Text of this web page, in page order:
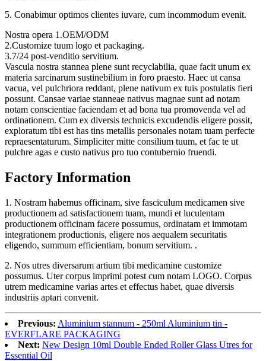
5. Conabimur optimos clientes iuvare, cum incommodum evenit.
Nostra opera 1.OEM/ODM
2.Customize tuum logo et packaging.
3.7/24 post-venditio servitium.
Vascula nostra stannea plene sunt recyclabilia, quae facit unum ex
materia sarcinarum sustinebilium in foro praesto. Haec ut cansa
vacua, vel pulchriora reddant, plene nativum ex tuis postulatis fieri
possunt. Cansae variae stanneae nativus magnae sunt ad notam
notam conscientiae faciendam et ad bona tua promovenda vel ad
ordinationem. Cum ex diversis technicis excudendis eligere possit,
exploratum tibi est has tins metallis personales notam tuam perfecte
repraesentaturum. Simpliciter mitte consilium tuum, et fac te ut
pulchre agas e custo nativus pro tuo contubernio fruendi.
Factory Information
1. Nostram habemus officinam, sive fasciculum medicamen sive
productionem ad satisfactionem tuam, mundi et luculentam
productionem officinam facere possumus, ordinatam et immotam
integrationem productionis, eligere nos aequalem securitatis
eligendo, summum efficientiam, bonum servitium. .
2. Nos utres diversarum artium tibi medicamine customize
possumus. Uter corpus imprimi potest cum notam LOGO. Corpus
utrem medicamine varias artes et effectus habet, quae diversis
industriis aptari convenit.
Previous: Aluminium stannum - 250ml Aluminium tin -
EVERFLARE PACKAGING
Next: New Design 10ml Double Ended Roller Glass Utres for
Essential Oil